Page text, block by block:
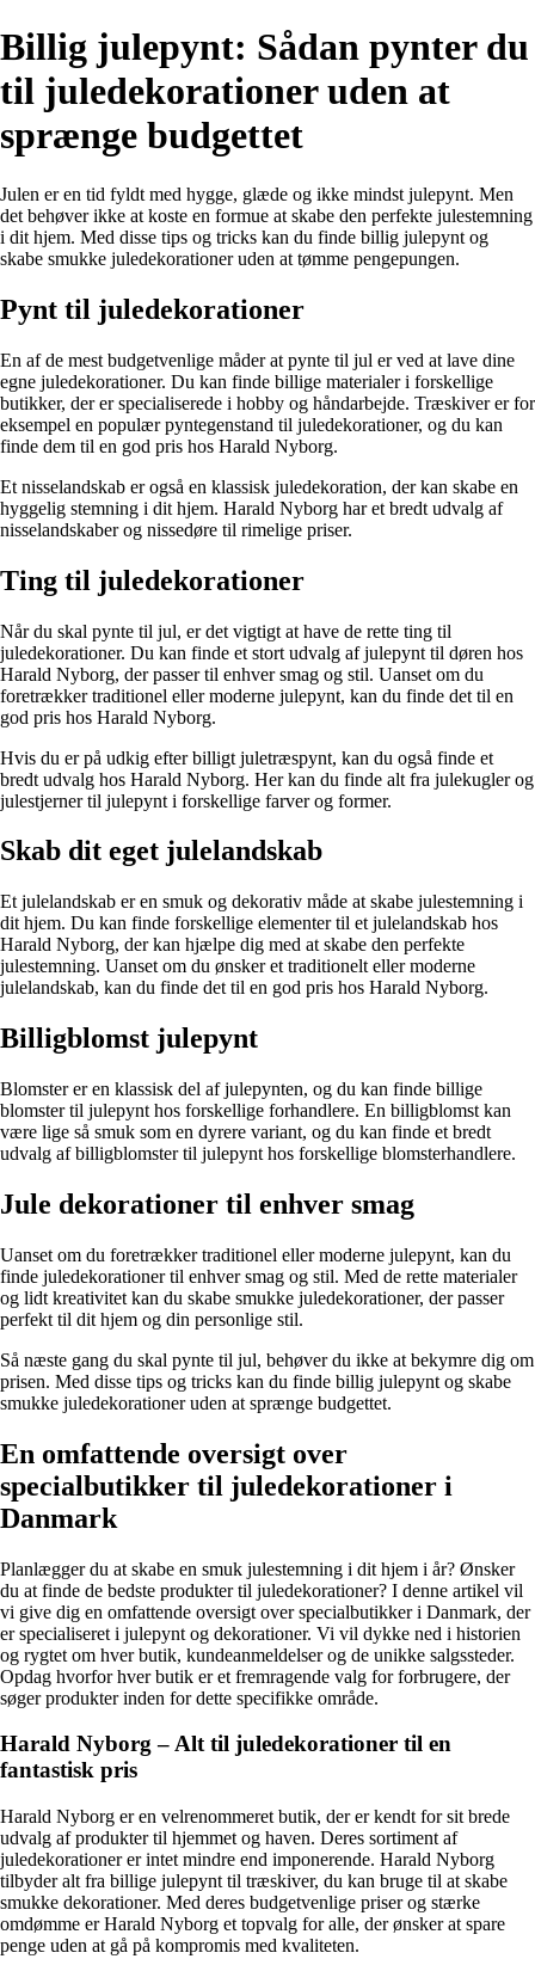
Billig julepynt: Sådan pynter du
til juledekorationer uden at
sprænge budgettet
Julen er en tid fyldt med hygge, glæde og ikke mindst julepynt. Men
det behøver ikke at koste en formue at skabe den perfekte julestemning
i dit hjem. Med disse tips og tricks kan du finde billig julepynt og
skabe smukke juledekorationer uden at tømme pengepungen.
Pynt til juledekorationer
En af de mest budgetvenlige måder at pynte til jul er ved at lave dine
egne juledekorationer. Du kan finde billige materialer i forskellige
butikker, der er specialiserede i hobby og håndarbejde. Træskiver er for
eksempel en populær pyntegenstand til juledekorationer, og du kan
finde dem til en god pris hos Harald Nyborg.
Et nisselandskab er også en klassisk juledekoration, der kan skabe en
hyggelig stemning i dit hjem. Harald Nyborg har et bredt udvalg af
nisselandskaber og nissedøre til rimelige priser.
Ting til juledekorationer
Når du skal pynte til jul, er det vigtigt at have de rette ting til
juledekorationer. Du kan finde et stort udvalg af julepynt til døren hos
Harald Nyborg, der passer til enhver smag og stil. Uanset om du
foretrækker traditionel eller moderne julepynt, kan du finde det til en
god pris hos Harald Nyborg.
Hvis du er på udkig efter billigt juletræspynt, kan du også finde et
bredt udvalg hos Harald Nyborg. Her kan du finde alt fra julekugler og
julestjerner til julepynt i forskellige farver og former.
Skab dit eget julelandskab
Et julelandskab er en smuk og dekorativ måde at skabe julestemning i
dit hjem. Du kan finde forskellige elementer til et julelandskab hos
Harald Nyborg, der kan hjælpe dig med at skabe den perfekte
julestemning. Uanset om du ønsker et traditionelt eller moderne
julelandskab, kan du finde det til en god pris hos Harald Nyborg.
Billigblomst julepynt
Blomster er en klassisk del af julepynten, og du kan finde billige
blomster til julepynt hos forskellige forhandlere. En billigblomst kan
være lige så smuk som en dyrere variant, og du kan finde et bredt
udvalg af billigblomster til julepynt hos forskellige blomsterhandlere.
Jule dekorationer til enhver smag
Uanset om du foretrækker traditionel eller moderne julepynt, kan du
finde juledekorationer til enhver smag og stil. Med de rette materialer
og lidt kreativitet kan du skabe smukke juledekorationer, der passer
perfekt til dit hjem og din personlige stil.
Så næste gang du skal pynte til jul, behøver du ikke at bekymre dig om
prisen. Med disse tips og tricks kan du finde billig julepynt og skabe
smukke juledekorationer uden at sprænge budgettet.
En omfattende oversigt over
specialbutikker til juledekorationer i
Danmark
Planlægger du at skabe en smuk julestemning i dit hjem i år? Ønsker
du at finde de bedste produkter til juledekorationer? I denne artikel vil
vi give dig en omfattende oversigt over specialbutikker i Danmark, der
er specialiseret i julepynt og dekorationer. Vi vil dykke ned i historien
og rygtet om hver butik, kundeanmeldelser og de unikke salgssteder.
Opdag hvorfor hver butik er et fremragende valg for forbrugere, der
søger produkter inden for dette specifikke område.
Harald Nyborg – Alt til juledekorationer til en
fantastisk pris
Harald Nyborg er en velrenommeret butik, der er kendt for sit brede
udvalg af produkter til hjemmet og haven. Deres sortiment af
juledekorationer er intet mindre end imponerende. Harald Nyborg
tilbyder alt fra billige julepynt til træskiver, du kan bruge til at skabe
smukke dekorationer. Med deres budgetvenlige priser og stærke
omdømme er Harald Nyborg et topvalg for alle, der ønsker at spare
penge uden at gå på kompromis med kvaliteten.